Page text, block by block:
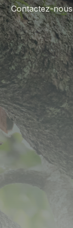
Contactez-